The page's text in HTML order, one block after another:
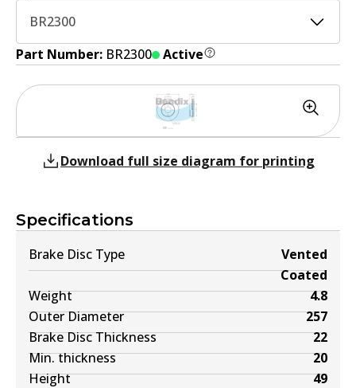
BR2300
Part Number: BR2300 Active
Specifications
Brake Disc Type
Vented
Coated
Weight
4.8
Outer Diameter
257
Brake Disc Thickness
22
Min. thickness
20
Height
49
Download full size diagram for printing